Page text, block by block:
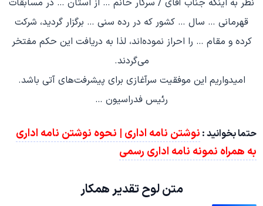
نظر به اینکه جناب آقای / سرکار خانم … از استان … در مسابقات
قهرمانی … سال … کشور که در رده سنی … برگزار گردید، شرکت
کرده و مقام … را احراز نموده‌اند، لذا به دریافت این حکم مفتخر
می‌گردند.
امیدواریم این موفقیت سرآغازی برای پیشرفت‌های آتی باشد.
رئیس فدراسیون …
حتما بخوانید : نوشتن نامه اداری | نحوه نوشتن نامه اداری
به همراه نمونه نامه اداری رسمی
متن لوح تقدیر همکار